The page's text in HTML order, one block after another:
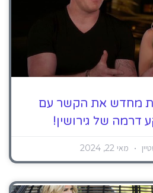
מחדש את הקשר עם
דרמה של גירושין!
מאי 22, 2024